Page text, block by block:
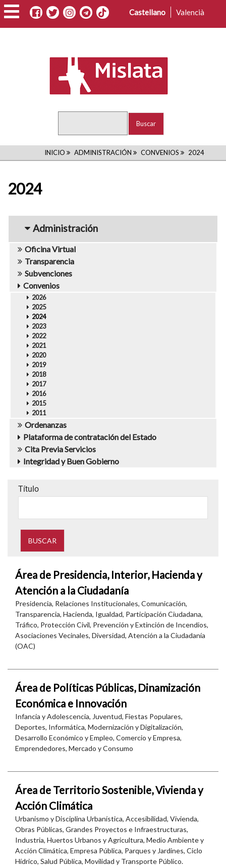
Pasar
al
contenido
Castellano Valencià
RUTA
INICIO ADMINISTRACIÓN CONVENIOS 2024
2024
navigation1
Administración
Oficina Virtual
Transparencia
Subvenciones
Convenios
2026
2025
2024
2023
2022
2021
2020
2019
2018
2017
2016
2015
2011
Ordenanzas
Plataforma de contratación del Estado
Cita Previa Servicios
Integridad y Buen Gobierno
Título
Área de Presidencia, Interior, Hacienda y
Atención a la Ciudadanía
Presidencia, Relaciones Institucionales, Comunicación,
Transparencia, Hacienda, Igualdad, Participación Ciudadana,
Tráfico, Protección Civil, Prevención y Extinción de Incendios,
Asociaciones Vecinales, Diversidad, Atención a la Ciudadanía
(OAC)
Área de Políticas Públicas, Dinamización
Económica e Innovación
Infancia y Adolescencia, Juventud, Fiestas Populares,
Deportes, Informática, Modernización y Digitalización,
Desarrollo Económico y Empleo, Comercio y Empresa,
Emprendedores, Mercado y Consumo
Área de Territorio Sostenible, Vivienda y
Acción Climática
Urbanismo y Disciplina Urbanística, Accesibilidad, Vivienda,
Obras Públicas, Grandes Proyectos e Infraestructuras,
Industria, Huertos Urbanos y Agricultura, Medio Ambiente y
Acción Climática, Empresa Pública, Parques y Jardines, Ciclo
Hídrico, Salud Pública, Movilidad y Transporte Público.